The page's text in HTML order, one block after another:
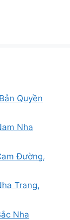
Quyền
Nha
Đường,
Trang,
Nha